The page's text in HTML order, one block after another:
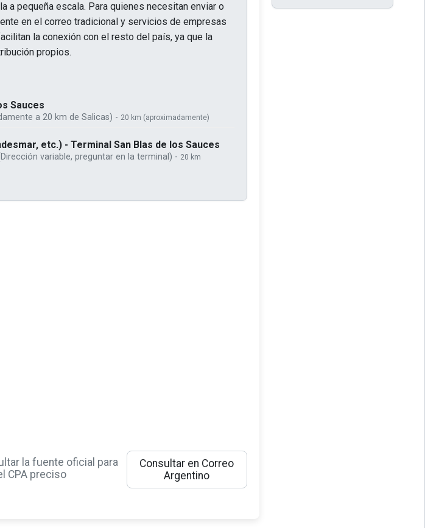
a pequeña escala. Para quienes necesitan enviar o
en el correo tradicional y servicios de empresas
la conexión con el resto del país, ya que la
propios.
Sauces
a 20 km de Salicas) - 20 km (aproximadamente)
etc.) - Terminal San Blas de los Sauces
variable, preguntar en la terminal) - 20 km
la fuente oficial para
CPA preciso
Consultar en Correo
Argentino